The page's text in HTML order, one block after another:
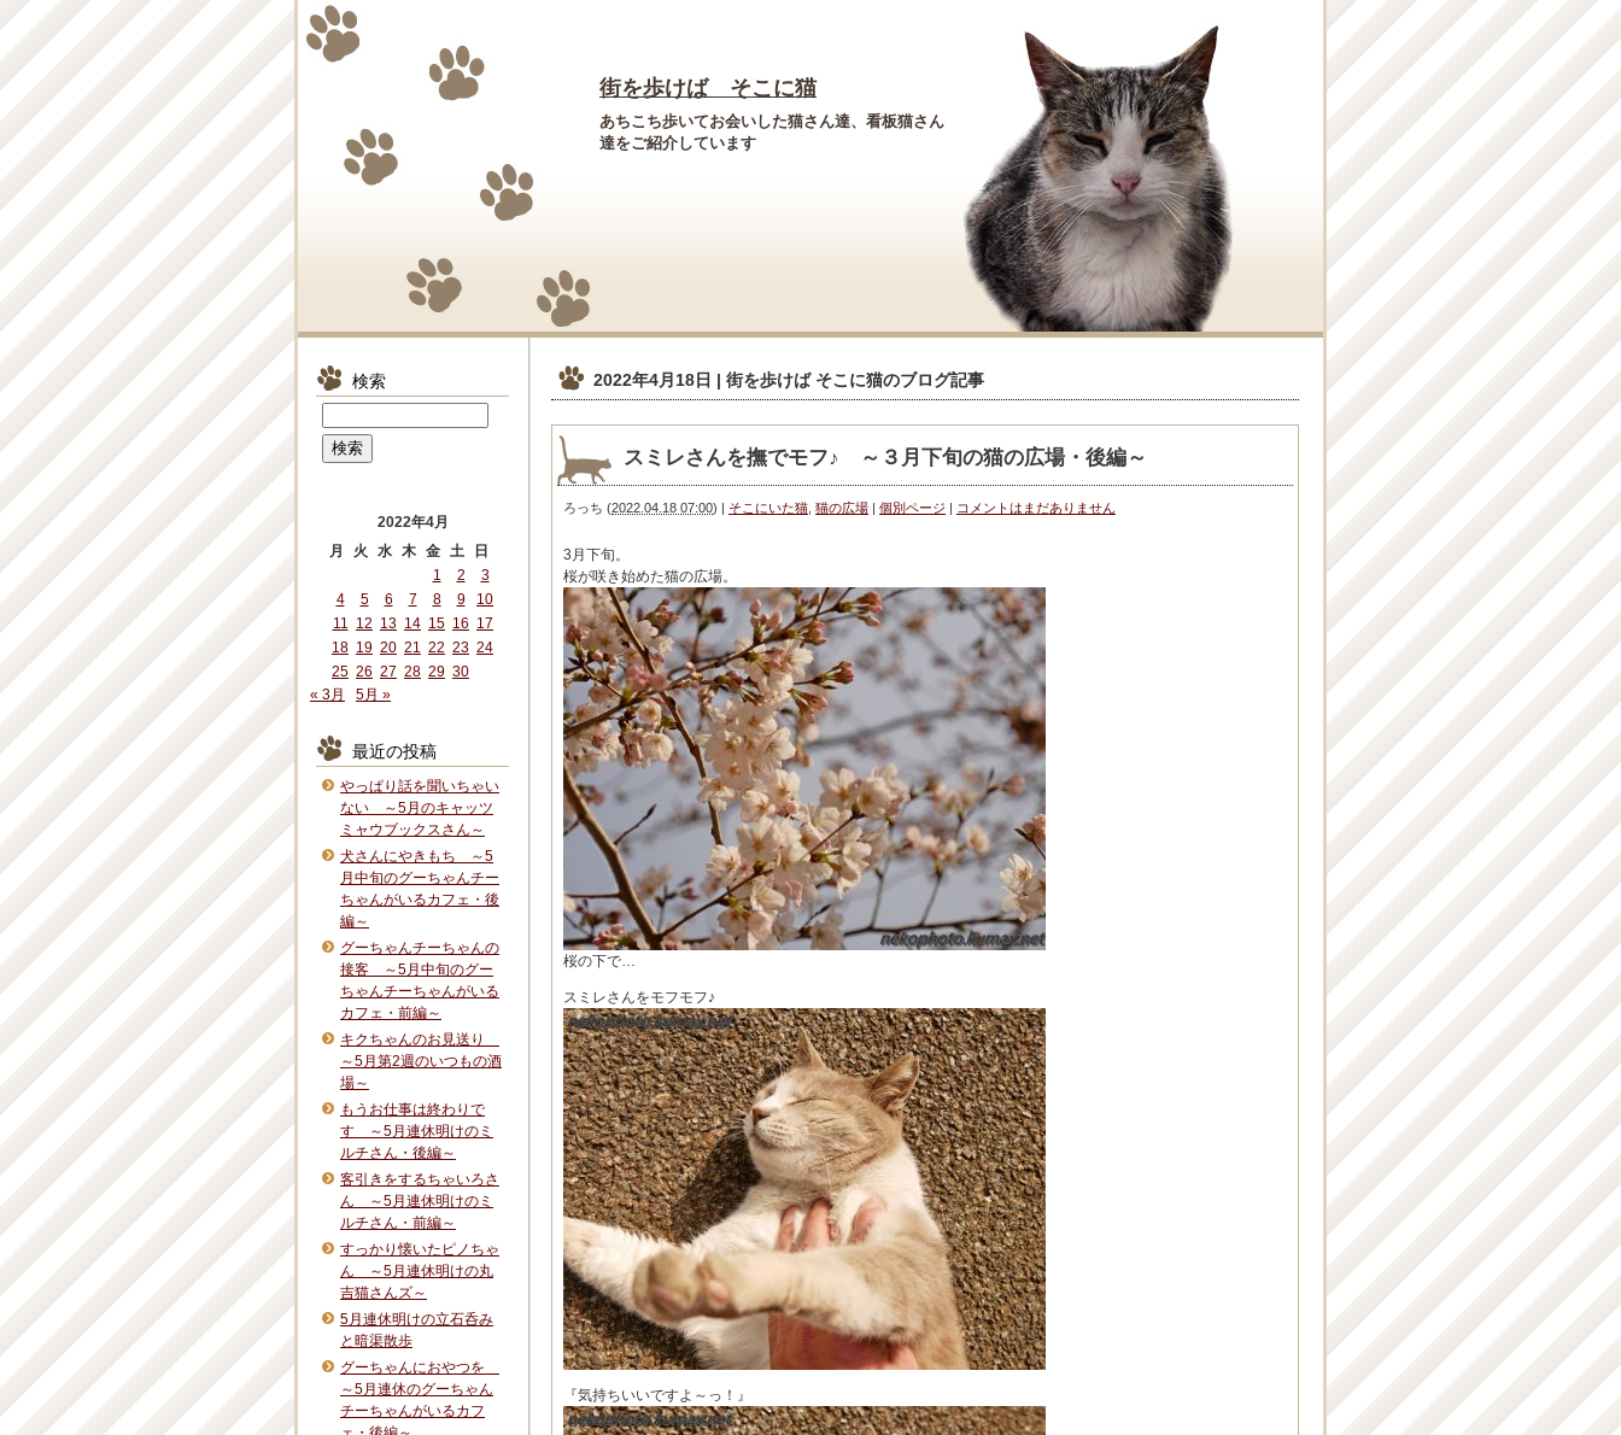
街を歩けば そこに猫
あちこち歩いてお会いした猫さん達、看板猫さん
達をご紹介しています
2022年4月18日 | 街を歩けば そこに猫のブログ記事
スミレさんを撫でモフ♪ ～３月下旬の猫の広場・後編～
ろっち (2022.04.18 07:00) | そこにいた猫 猫の広場 | 個別ページ | コメントはまだありません
3月下旬。
桜が咲き始めた猫の広場。
桜の下で…
スミレさんをモフモフ♪
『気持ちいいですよ～っ！』
検索
2022年4月
月
火 水 木 金 土
日
1
2
3
4
5 6 7 8 9
10
11 12 13 14 15 16 17
18 19 20 21 22 23 24
25 26 27 28 29 30
« 3月
5月 »
最近の投稿
やっぱり話を聞いちゃい
ない ～5月のキャッツ
ミャウブックスさん～
犬さんにやきもち ～5
月中旬のグーちゃんチー
ちゃんがいるカフェ・後
編～
グーちゃんチーちゃんの
接客 ～5月中旬のグー
ちゃんチーちゃんがいる
カフェ・前編～
キクちゃんのお見送り
～5月第2週のいつもの酒
場～
もうお仕事は終わりで
す ～5月連休明けのミ
ルチさん・後編～
客引きをするちゃいろさ
ん ～5月連休明けのミ
ルチさん・前編～
すっかり懐いたピノちゃ
ん ～5月連休明けの丸
吉猫さんズ～
5月連休明けの立石呑み
と暗渠散歩
グーちゃんにおやつを
～5月連休のグーちゃん
チーちゃんがいるカフ